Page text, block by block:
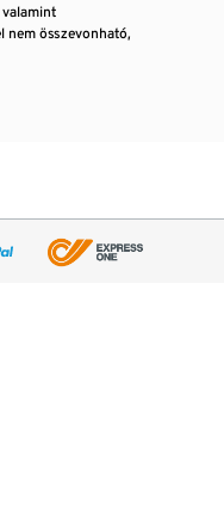
valamint
nem összevonható,